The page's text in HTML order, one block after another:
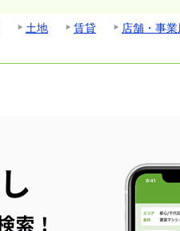
土地 賃貸
店舗・事業